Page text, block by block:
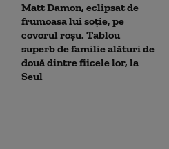
Matt Damon, eclipsat de
frumoasa lui soție, pe
covorul roșu. Tablou
superb de familie alături de
două dintre fiicele lor, la
Seul